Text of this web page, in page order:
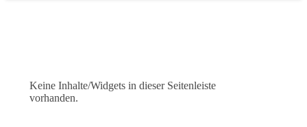
Keine Inhalte/Widgets in dieser Seitenleiste
vorhanden.